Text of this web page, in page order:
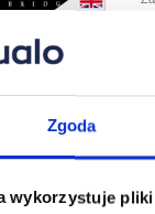
Zgoda
wykorzystuje